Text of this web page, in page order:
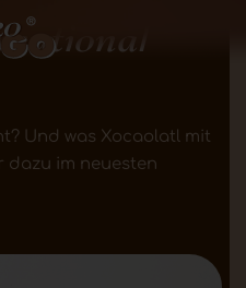
Und was Xocaolatl mit
dazu im neuesten